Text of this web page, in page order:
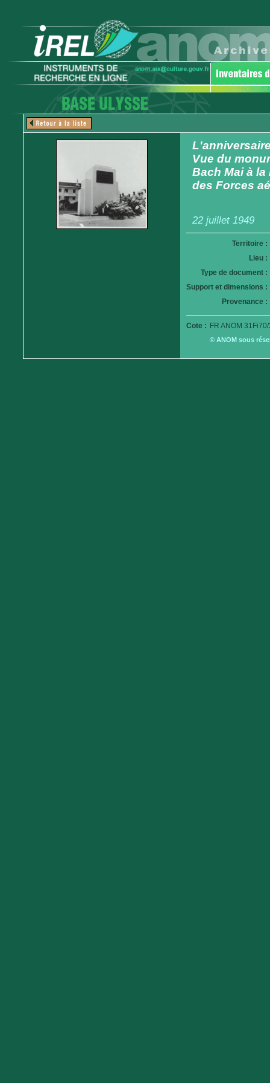
Vue du
Bach Mai à
des Forces
22 juillet 1949
Territoire :
Lieu :
Type de document :
Support et dimensions :
Provenance :
Cote : FR ANOM
© ANOM sous